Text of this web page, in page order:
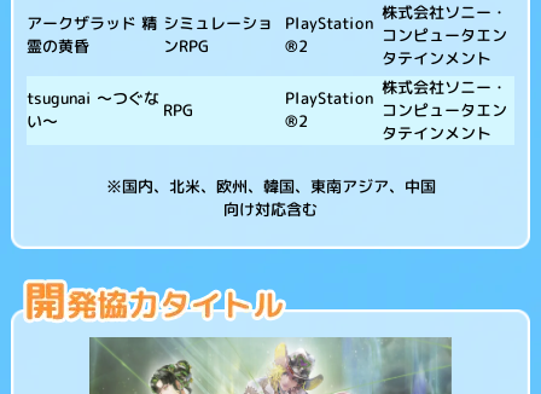
アークザラッド 精
霊の黄昏
シミュレーショ
ンRPG
PlayStation
®2
株式会社ソニー・
コンピュータエン
タテインメント
tsugunai ～つぐな
い～ RPG
PlayStation
®2
株式会社ソニー・
コンピュータエン
タテインメント
※国内、北米、欧州、韓国、東南アジア、中国
向け対応含む